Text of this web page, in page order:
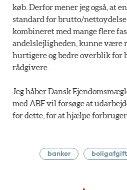
køb. Derfor mener jeg også, at
standard for brutto/nettoydelse
kombineret med mange flere
andelslejligheden, kunne være
hurtigere og bedre overblik for
rådgivere.
Jeg håber Dansk
med ABF vil forsøge at
for dette, for at hjælpe
banker boligafgift